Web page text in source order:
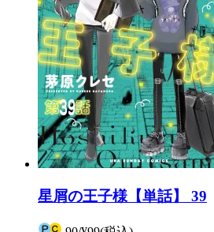
星屑の王子様【単話】 39